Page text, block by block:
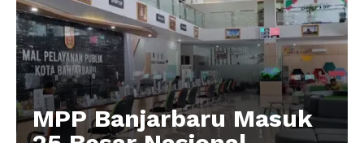
MPP Banjarbaru Masuk